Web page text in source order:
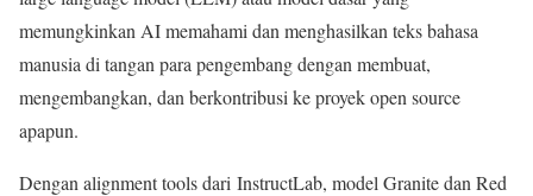
memungkinkan AI memahami dan menghasilkan teks bahasa
manusia di tangan para pengembang dengan membuat,
mengembangkan, dan berkontribusi ke proyek open source
apapun.
Dengan alignment tools dari InstructLab, model Granite dan Red